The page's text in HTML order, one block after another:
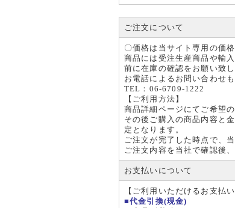
ご注文について
〇価格は当サイト専用の価
商品には受注生産商品や輸
前に在庫の確認をお願い致し
お電話によるお問い合わせ
TEL：06-6709-1222
【ご利用方法】
商品詳細ページにてご希望
その後ご購入の商品内容と
定となります。
ご注文が完了した時点で、
ご注文内容を当社で確認後
お支払いについて
【ご利用いただけるお支払い
■代金引換(現金)